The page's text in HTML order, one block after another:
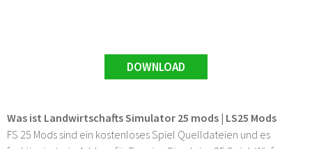
DOWNLOAD
Was ist Landwirtschafts Simulator 25 mods | LS25 Mods
FS 25 Mods sind ein kostenloses Spiel Quelldateien und es